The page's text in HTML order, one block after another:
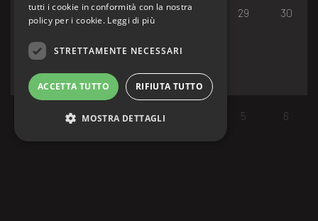
24 25 26 27 29 30
1 2 3 5 6
tutti i cookie in conformità con la nostra
policy per i cookie. Leggi di più
STRETTAMENTE NECESSARI
ACCETTA TUTTO RIFIUTA TUTTO
MOSTRA DETTAGLI